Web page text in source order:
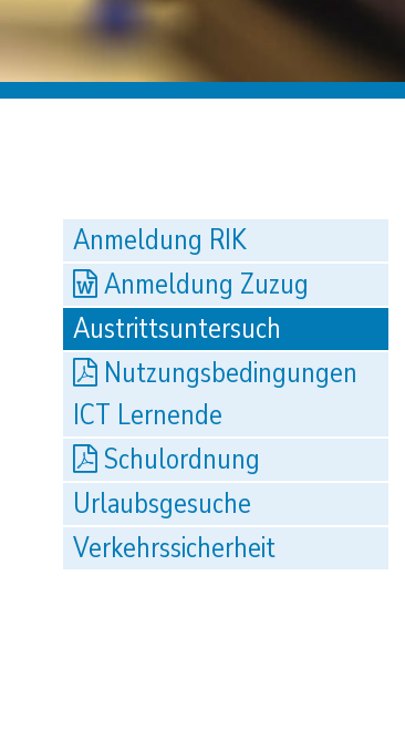
Anmeldung RIK
Anmeldung Zuzug
Austrittsuntersuch
Nutzungsbedingungen
ICT Lernende
Schulordnung
Urlaubsgesuche
Verkehrssicherheit